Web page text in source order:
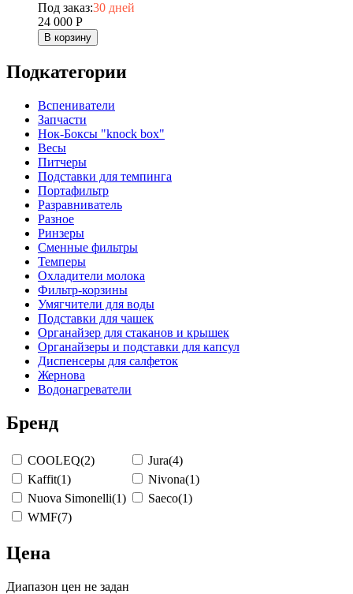
Под заказ:30 дней
24 000 Р
В корзину
Подкатегории
Вспениватели
Запчасти
Нок-Боксы "knock box"
Весы
Питчеры
Подставки для темпинга
Портафильтр
Разравниватель
Разное
Ринзеры
Сменные фильтры
Темперы
Охладители молока
Фильтр-корзины
Умягчители для воды
Подставки для чашек
Органайзер для стаканов и крышек
Органайзеры и подставки для капсул
Диспенсеры для салфеток
Жернова
Водонагреватели
Бренд
COOLEQ(2) Jura(4)
Kaffit(1) Nivona(1)
Nuova Simonelli(1) Saeco(1)
WMF(7)
Цена
Диапазон цен не задан